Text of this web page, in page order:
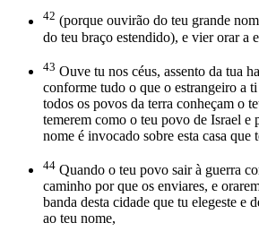
42 (porque ouvirão do teu grande
do teu braço estendido), e vier orar a
43 Ouve tu nos céus, assento da tua
conforme tudo o que o estrangeiro a
todos os povos da terra conheçam o
temerem como o teu povo de Israel e
nome é invocado sobre esta casa que
44 Quando o teu povo sair à guerra
caminho por que os enviares, e
banda desta cidade que tu elegeste e
ao teu nome,